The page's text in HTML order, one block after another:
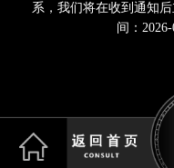
系，我们将在收到通知
间：